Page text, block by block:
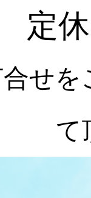
定
せを
て